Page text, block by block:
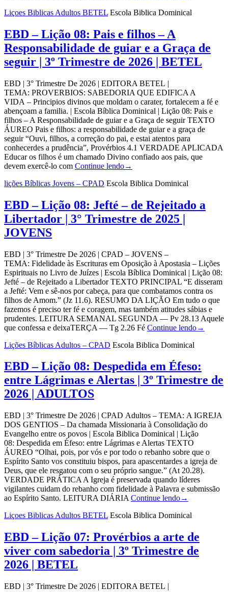
Liçoes Biblicas Adultos BETEL Escola Biblica Dominical
EBD – Lição 08: Pais e filhos – A
Responsabilidade de guiar e a Graça de
seguir | 3º Trimestre de 2026 | BETEL
EBD | 3° Trimestre De 2026 | EDITORA BETEL |
TEMA: PROVERBIOS: SABEDORIA QUE EDIFICA A
VIDA – Principios divinos que moldam o carater, fortalecem a fé e
abençoam a familia. | Escola Bíblica Dominical | Lição 08: Pais e
filhos – A Responsabilidade de guiar e a Graça de seguir TEXTO
ÁUREO Pais e filhos: a responsabilidade de guiar e a graça de
seguir “Ouvi, filhos, a correção do pai, e estai atentos para
conhecerdes a prudência”, Provérbios 4.1 VERDADE APLICADA
Educar os filhos é um chamado Divino confiado aos pais, que
devem exercê-lo com Continue lendo→
lições Bíblicas Jovens – CPAD Escola Biblica Dominical
EBD – Lição 08: Jefté – de Rejeitado a
Libertador | 3° Trimestre de 2025 |
JOVENS
EBD | 3° Trimestre De 2026 | CPAD – JOVENS –
TEMA: Fidelidade às Escrituras em Oposição à Apostasia – Lições
Espirituais no Livro de Juízes | Escola Bíblica Dominical | Lição 08:
Jefté – de Rejeitado a Libertador TEXTO PRINCIPAL “E disseram
a Jefté: Vem e sê-nos por cabeça, para que combatamos contra os
filhos de Amom.” (Jz 11.6). RESUMO DA LIÇÃO Em tudo o que
fazemos é preciso ter fé e coragem, mas também atitudes sábias e
prudentes. LEITURA SEMANAL SEGUNDA — Pv 28.13 Aquele
que confessa e deixaTERÇA — Tg 2.26 Fé Continue lendo→
Lições Bíblicas Adultos – CPAD Escola Biblica Dominical
EBD – Lição 08: Despedida em Éfeso:
entre Lágrimas e Alertas | 3º Trimestre de
2026 | ADULTOS
EBD | 3° Trimestre De 2026 | CPAD Adultos – TEMA: A IGREJA
DOS GENTIOS – Da chamada Missionaria à Consolidação do
Evangelho entre os povos | Escola Biblica Dominical | Lição
08: Despedida em Éfeso: entre Lágrimas e Alertas TEXTO
ÁUREO “Olhai, pois, por vós e por todo o rebanho sobre que o
Espírito Santo vos constituiu bispos, para apascentardes a igreja de
Deus, que ele resgatou com o seu próprio sangue.” (At 20.28).
VERDADE PRÁTICA A Igreja é preservada quando líderes
vigilantes cuidam do rebanho com fidelidade à Palavra e submissão
ao Espírito Santo. LEITURA DIÁRIA Continue lendo→
Liçoes Biblicas Adultos BETEL Escola Biblica Dominical
EBD – Lição 07: Provérbios a arte de
viver com sabedoria | 3º Trimestre de
2026 | BETEL
EBD | 3° Trimestre De 2026 | EDITORA BETEL |